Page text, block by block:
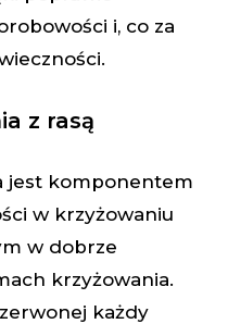
i, co za
z rasą
jest komponentem
w krzyżowaniu
w dobrze
krzyżowania.
każdy